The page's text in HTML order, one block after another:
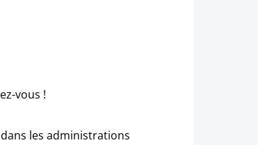
vous !
les administrations